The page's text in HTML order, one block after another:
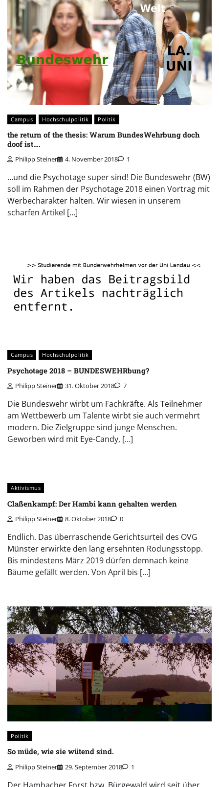
Campus Hochschulpolitik Politik
the return of the thesis: Warum BundesWehrbung doch
doof ist….
Philipp Steiner 4. November 2018 1
…und die Psychotage super sind! Die Bundeswehr (BW)
soll im Rahmen der Psychotage 2018 einen Vortrag mit
Werbecharakter halten. Wir wiesen in unserem
scharfen Artikel […]
Campus Hochschulpolitik
Psychotage 2018 – BUNDESWEHRbung?
Philipp Steiner 31. Oktober 2018 7
Die Bundeswehr wirbt um Fachkräfte. Als Teilnehmer
am Wettbewerb um Talente wirbt sie auch vermehrt
modern. Die Zielgruppe sind junge Menschen.
Geworben wird mit Eye-Candy, […]
Aktivismus
Claßenkampf: Der Hambi kann gehalten werden
Philipp Steiner 8. Oktober 2018 0
Endlich. Das überraschende Gerichtsurteil des OVG
Münster erwirkte den lang ersehnten Rodungsstopp.
Bis mindestens März 2019 dürfen demnach keine
Bäume gefällt werden. Von April bis […]
Politik
So müde, wie sie wütend sind.
Philipp Steiner 29. September 2018 1
Der Hambacher Forst bzw. Bürgewald wird seit über